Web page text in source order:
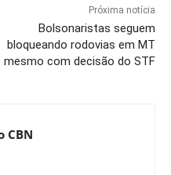
Próxima notícia
Bolsonaristas seguem
bloqueando rodovias em MT
mesmo com decisão do STF
CBN